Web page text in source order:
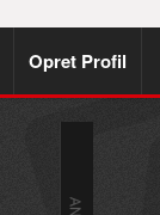
Opret Profil